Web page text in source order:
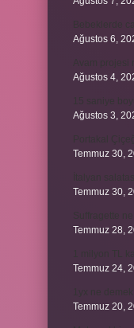
Ağustos 6,
Ağustos 4,
Ağustos 3,
Temmuz 30,
Temmuz 30,
Temmuz 28,
Temmuz 24,
Temmuz 20,